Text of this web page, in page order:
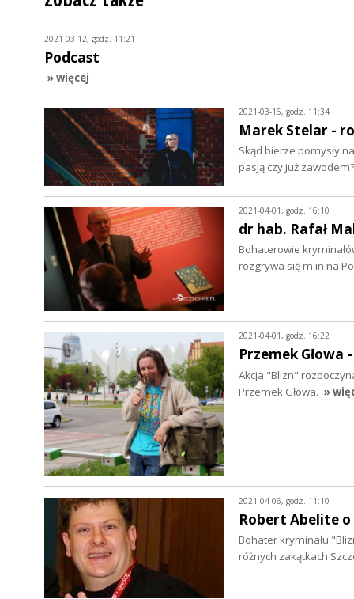
2021-03-12, godz. 11:21
Podcast
» więcej
2021-03-16, godz. 11:34
Marek Stelar -
Skąd bierze pomysły
pasją czy już
2021-04-01, godz. 16:10
dr hab. Rafał
Bohaterowie
rozgrywa się m.in na
2021-04-01, godz. 16:22
Przemek
Akcja "Blizn"
Przemek Głowa. »
2021-04-06, godz. 11:10
Robert Abelite o
Bohater kryminału
różnych zakątkach